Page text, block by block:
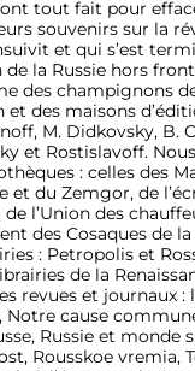
ont tout fait pour
souvenirs sur la
et qui s’est
de la Russie hors
des champignons
et des maisons
M. Didkovsky, B.
et Rostislavoff.
: celles des
et du Zemgor, de
l’Union des
des Cosaques de
: Petropolis et
de la
revues et journaux :
Notre cause
Russie et monde
Rousskoe vremia,